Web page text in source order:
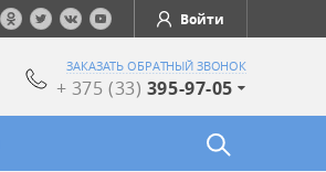
Войти
ЗАКАЗАТЬ ОБРАТНЫЙ ЗВОНОК
+ 375 (33) 395-97-05